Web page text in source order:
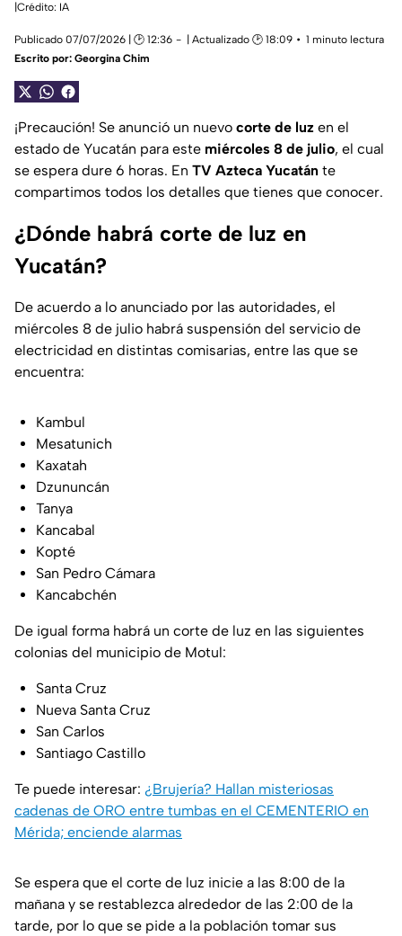
|Crédito: IA
Publicado 07/07/2026 | 🕑 12:36 | Actualizado 🕑 18:09
1 minuto lectura
Escrito por: Georgina Chim
¡Precaución! Se anunció un nuevo corte de luz en el
estado de Yucatán para este miércoles 8 de julio, el cual
se espera dure 6 horas. En TV Azteca Yucatán te
compartimos todos los detalles que tienes que conocer.
¿Dónde habrá corte de luz en
Yucatán?
De acuerdo a lo anunciado por las autoridades, el
miércoles 8 de julio habrá suspensión del servicio de
electricidad en distintas comisarias, entre las que se
encuentra:
Kambul
Mesatunich
Kaxatah
Dzununcán
Tanya
Kancabal
Kopté
San Pedro Cámara
Kancabchén
De igual forma habrá un corte de luz en las siguientes
colonias del municipio de Motul:
Santa Cruz
Nueva Santa Cruz
San Carlos
Santiago Castillo
Te puede interesar: ¿Brujería? Hallan misteriosas
cadenas de ORO entre tumbas en el CEMENTERIO en
Mérida; enciende alarmas
Se espera que el corte de luz inicie a las 8:00 de la
mañana y se restablezca alrededor de las 2:00 de la
tarde, por lo que se pide a la población tomar sus